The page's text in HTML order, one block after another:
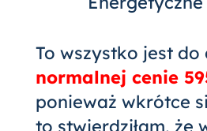
To wszystko jest
normalnej cenie
ponieważ wkrótce
to stwierdziłam, że